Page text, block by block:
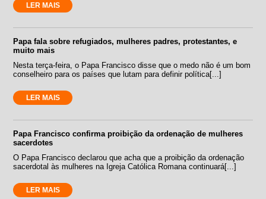
LER MAIS
Papa fala sobre refugiados, mulheres padres, protestantes, e
muito mais
Nesta terça-feira, o Papa Francisco disse que o medo não é um bom
conselheiro para os países que lutam para definir política[...]
LER MAIS
Papa Francisco confirma proibição da ordenação de mulheres
sacerdotes
O Papa Francisco declarou que acha que a proibição da ordenação
sacerdotal às mulheres na Igreja Católica Romana continuará[...]
LER MAIS